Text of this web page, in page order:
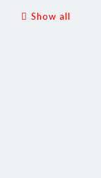
Show all